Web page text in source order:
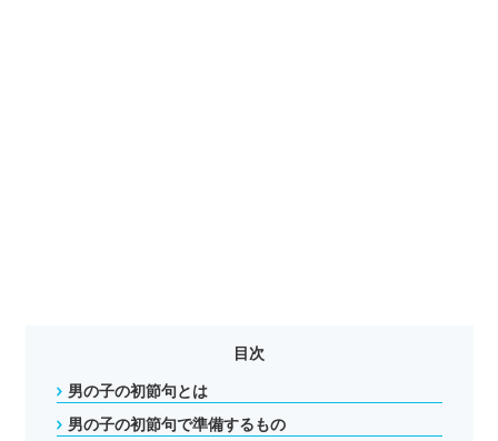
目次
男の子の初節句とは
男の子の初節句で準備するもの